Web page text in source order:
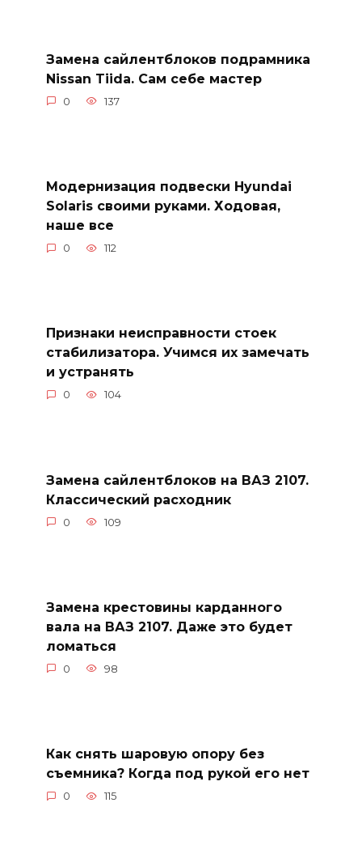
Замена сайлентблоков подрамника
Nissan Tiida. Сам себе мастер
0 137
Модернизация подвески Hyundai
Solaris своими руками. Ходовая,
наше все
0 112
Признаки неисправности стоек
стабилизатора. Учимся их замечать
и устранять
0 104
Замена сайлентблоков на ВАЗ 2107.
Классический расходник
0 109
Замена крестовины карданного
вала на ВАЗ 2107. Даже это будет
ломаться
0 98
Как снять шаровую опору без
съемника? Когда под рукой его нет
0 115